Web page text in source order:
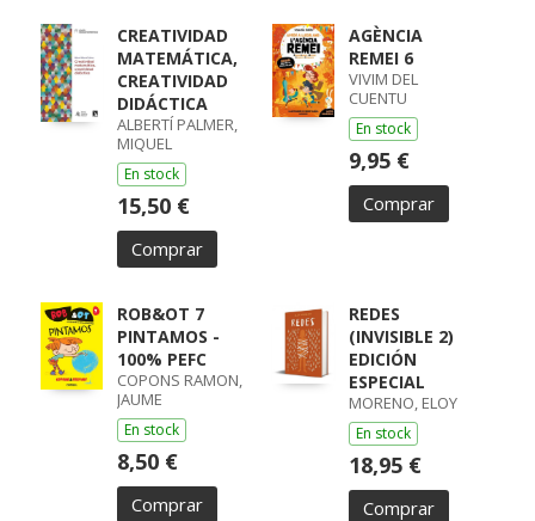
CREATIVIDAD
MATEMÁTICA,
CREATIVIDAD
DIDÁCTICA
ALBERTÍ PALMER,
MIQUEL
En stock
15,50 €
Comprar
AGÈNCIA
REMEI 6
VIVIM DEL
CUENTU
En stock
9,95 €
Comprar
ROB&OT 7
PINTAMOS -
100% PEFC
COPONS RAMON,
JAUME
En stock
8,50 €
Comprar
REDES
(INVISIBLE 2)
EDICIÓN
ESPECIAL
MORENO, ELOY
En stock
18,95 €
Comprar